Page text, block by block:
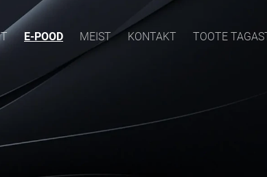
E-POOD MEIST KONTAKT TOOTE